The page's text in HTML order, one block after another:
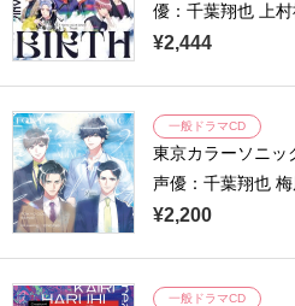
優：千葉翔也 上村
原岳人 木村良平
¥2,444
一般ドラマCD
東京カラーソニッ
声優：千葉翔也 梅
広瀬裕也 木村良平
¥2,200
一般ドラマCD